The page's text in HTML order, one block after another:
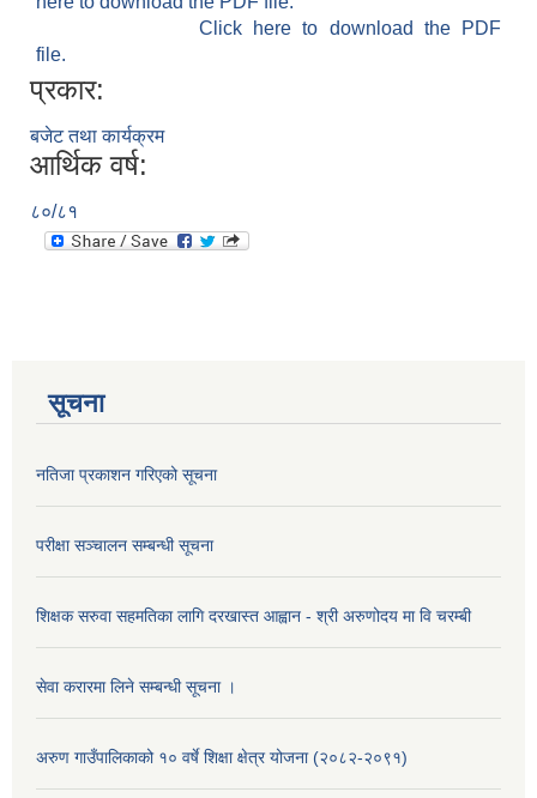
Click here to download the PDF
file.
प्रकार:
बजेट तथा कार्यक्रम
आर्थिक वर्ष:
८०/८१
सूचना
नतिजा प्रकाशन गरिएको सूचना
परीक्षा सञ्चालन सम्बन्धी सूचना
शिक्षक सरुवा सहमतिका लागि दरखास्त आह्वान - श्री अरुणोदय मा वि चरम्बी
सेवा करारमा लिने सम्बन्धी सूचना ।
अरुण गाउँपालिकाको १० वर्षे शिक्षा क्षेत्र योजना (२०८२-२०९१)